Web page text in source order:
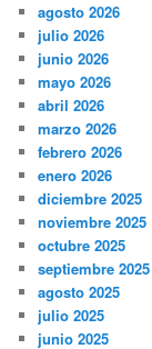
agosto 2026
julio 2026
junio 2026
mayo 2026
abril 2026
marzo 2026
febrero 2026
enero 2026
diciembre 2025
noviembre 2025
octubre 2025
septiembre 2025
agosto 2025
julio 2025
junio 2025